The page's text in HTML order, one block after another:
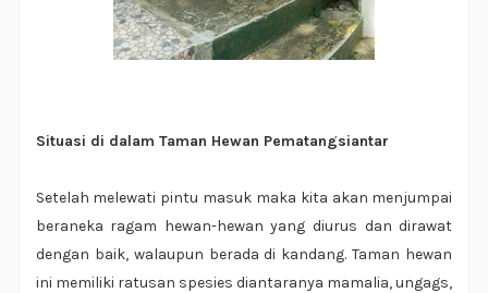
Situasi di dalam Taman Hewan Pematangsiantar
Setelah melewati pintu masuk maka kita akan menjumpai
beraneka ragam hewan-hewan yang diurus dan dirawat
dengan baik, walaupun berada di kandang. Taman hewan
ini memiliki ratusan spesies diantaranya mamalia, ungags,